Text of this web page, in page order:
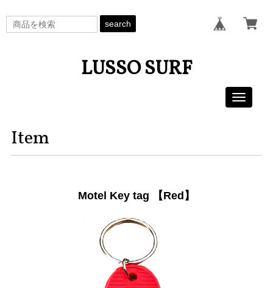
search
LUSSO SURF
Toggle
Item
Motel Key tag 【Red】